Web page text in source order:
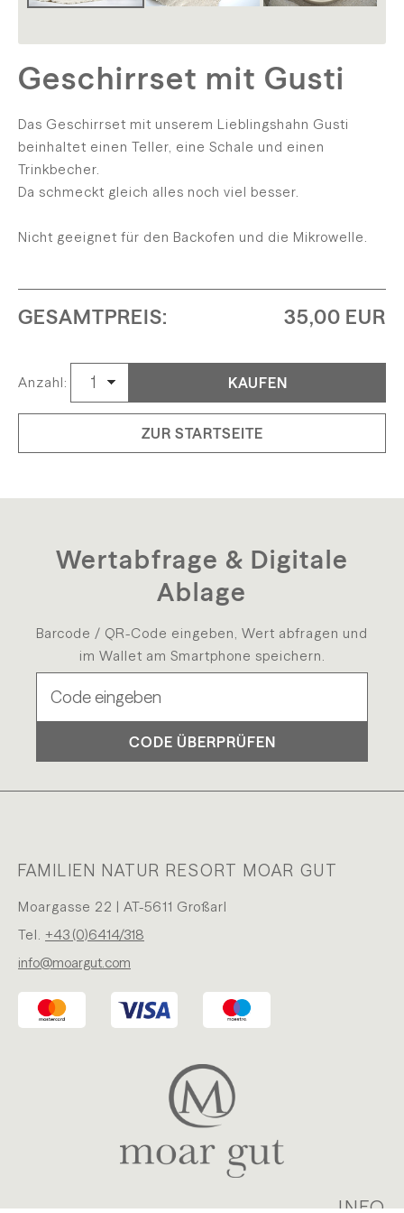
Geschirrset mit Gusti
Das Geschirrset mit unserem Lieblingshahn Gusti
beinhaltet einen Teller, eine Schale und einen
Trinkbecher.
Da schmeckt gleich alles noch viel besser.
Nicht geeignet für den Backofen und die Mikrowelle.
GESAMTPREIS: 35,00 EUR
Anzahl: KAUFEN
ZUR STARTSEITE
Wertabfrage & Digitale
Ablage
Barcode / QR-Code eingeben, Wert abfragen und
im Wallet am Smartphone speichern.
CODE ÜBERPRÜFEN
FAMILIEN NATUR RESORT MOAR GUT
Moargasse 22 | AT-5611 Großarl
Tel. +43 (0)6414/318
info@moargut.com
INFO